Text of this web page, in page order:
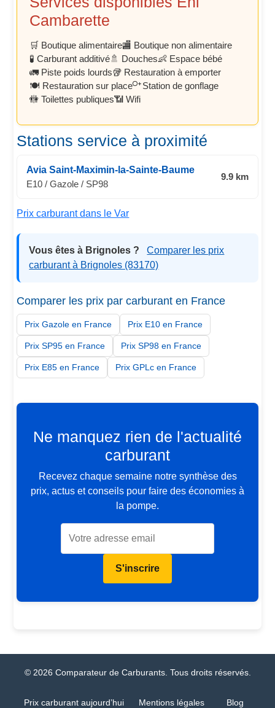
Cambarette
🛒 Boutique alimentaire🏬 Boutique non alimentaire
🧪 Carburant additivé🚿 Douches👶 Espace bébé
🚛 Piste poids lourds🥡 Restauration à emporter
🍽️ Restauration sur place
Station de gonflage
🚻 Toilettes publiques📶 Wifi
Stations service à proximité
Avia Saint-Maximin-la-Sainte-Baume
E10 / Gazole / SP98
9.9 km
Prix carburant dans le Var
Vous êtes à Brignoles ?
Comparer les prix
carburant à Brignoles (83170)
Comparer les prix par carburant en France
Prix Gazole en France Prix E10 en France
Prix SP95 en France Prix SP98 en France
Prix E85 en France Prix GPLc en France
Ne manquez rien de l'actualité
carburant
Recevez chaque semaine notre synthèse des
prix, actus et conseils pour faire des économies à
la pompe.
S'inscrire
© 2026 Comparateur de Carburants. Tous droits réservés.
Prix carburant aujourd’hui Mentions légales Blog